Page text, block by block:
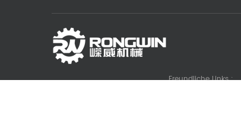
Freundliche Links :